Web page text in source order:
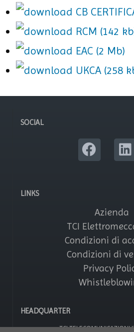
CB
RCM (142
EAC (2 Mb)
UKCA (258
SOCIAL
LINKS
Azienda
TCI
Condizioni di
Condizioni di
Privacy
HEADQUARTER
TCI TELECOMUNICAZIONI